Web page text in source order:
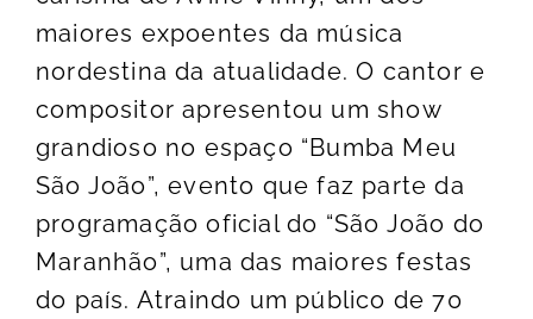
maiores expoentes da música
nordestina da atualidade. O cantor e
compositor apresentou um show
grandioso no espaço “Bumba Meu
São João”, evento que faz parte da
programação oficial do “São João do
Maranhão”, uma das maiores festas
do país. Atraindo um público de 70